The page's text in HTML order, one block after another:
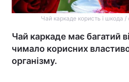
Чай каркаде користь і шкода
Чай каркаде має багатий
чимало корисних
організму.